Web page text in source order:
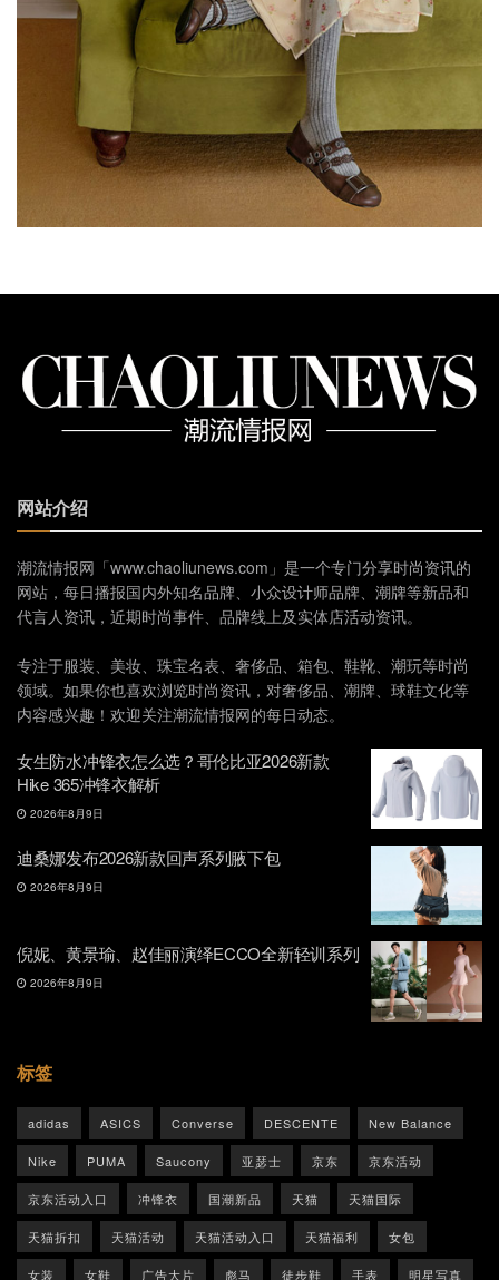
网站介绍
潮流情报网「www.chaoliunews.com」是一个专门分享时尚资讯的
网站，每日播报国内外知名品牌、小众设计师品牌、潮牌等新品和
代言人资讯，近期时尚事件、品牌线上及实体店活动资讯。
专注于服装、美妆、珠宝名表、奢侈品、箱包、鞋靴、潮玩等时尚
领域。如果你也喜欢浏览时尚资讯，对奢侈品、潮牌、球鞋文化等
内容感兴趣！欢迎关注潮流情报网的每日动态。
女生防水冲锋衣怎么选？哥伦比亚2026新款
Hike 365冲锋衣解析
2026年8月9日
迪桑娜发布2026新款回声系列腋下包
2026年8月9日
倪妮、黄景瑜、赵佳丽演绎ECCO全新轻训系列
2026年8月9日
标签
adidas ASICS Converse DESCENTE New Balance
Nike PUMA Saucony 亚瑟士 京东 京东活动
京东活动入口 冲锋衣 国潮新品 天猫 天猫国际
天猫折扣 天猫活动 天猫活动入口 天猫福利 女包
女装 女鞋 广告大片 彪马 徒步鞋 手表 明星写真